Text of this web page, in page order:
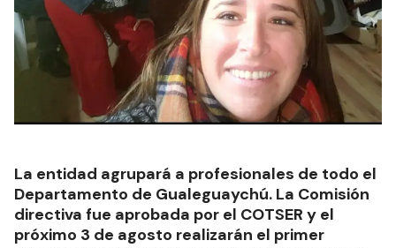
La entidad agrupará a profesionales de todo el
Departamento de Gualeguaychú. La Comisión
directiva fue aprobada por el COTSER y el
próximo 3 de agosto realizarán el primer